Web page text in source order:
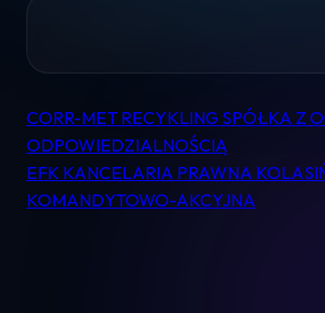
Pomoc
Kontakt
Nawigacja
wpisu
CORR-MET RECYKLING SPÓŁKA Z
ODPOWIEDZIALNOŚCIĄ
EFK KANCELARIA PRAWNA
KOMANDYTOWO-AKCYJNA